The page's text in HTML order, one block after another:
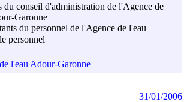
du conseil d'administration de l'Agence de
Garonne
du personnel de l'Agence de l'eau
personnel
l'eau Adour-Garonne
31/01/2006